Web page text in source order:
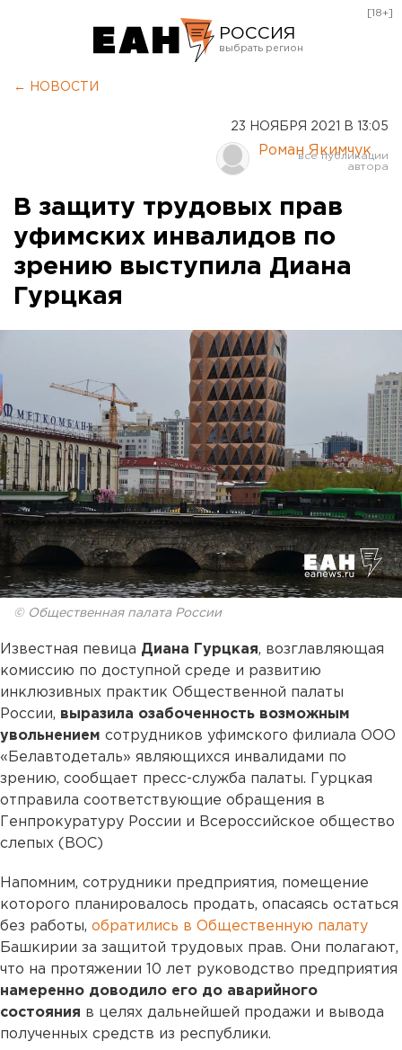
РОССИЯ
Курган
Оренбург
[18+]
← НОВОСТИ
23 НОЯБРЯ 2021 В 13:05
Роман Якимчук
В защиту трудовых прав
уфимских инвалидов по
зрению выступила Диана
Гурцкая
© Общественная палата России
Известная певица Диана Гурцкая, возглавляющая
комиссию по доступной среде и развитию
инклюзивных практик Общественной палаты
России, выразила озабоченность возможным
увольнением сотрудников уфимского филиала ООО
«Белавтодеталь» являющихся инвалидами по
зрению, сообщает пресс-служба палаты. Гурцкая
отправила соответствующие обращения в
Генпрокуратуру России и Всероссийское общество
слепых (ВОС)
Напомним, сотрудники предприятия, помещение
которого планировалось продать, опасаясь остаться
без работы, обратились в Общественную палату
Башкирии за защитой трудовых прав. Они полагают,
что на протяжении 10 лет руководство предприятия
намеренно доводило его до аварийного
состояния в целях дальнейшей продажи и вывода
полученных средств из республики.